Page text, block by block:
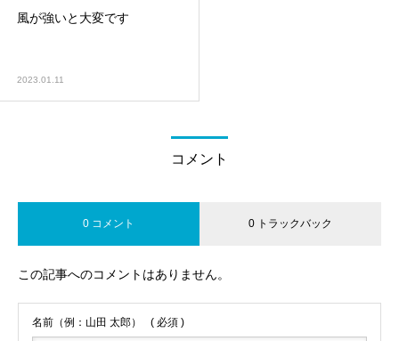
風が強いと大変です
2023.01.11
コメント
0 コメント 0 トラックバック
この記事へのコメントはありません。
名前（例：山田 太郎） ( 必須 )